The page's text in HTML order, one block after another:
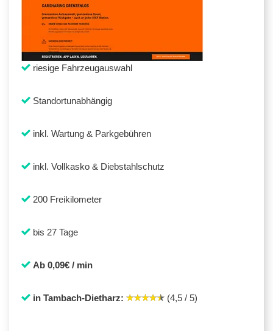
riesige Fahrzeugauswahl
Standortunabhängig
inkl. Wartung & Parkgebühren
inkl. Vollkasko & Diebstahlschutz
200 Freikilometer
bis 27 Tage
Ab 0,09€ / min
in Tambach-Dietharz: (4,5 / 5)